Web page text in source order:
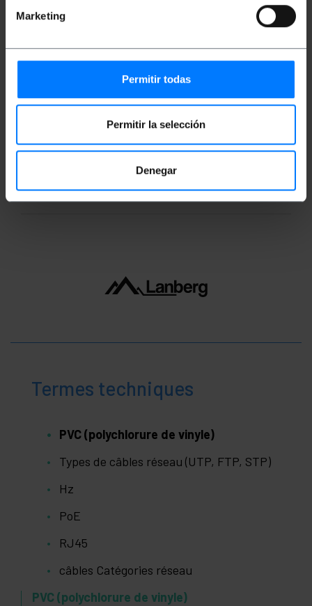
Marketing
Permitir todas
Permitir la selección
Denegar
verrouillage.
Mesures et poids
Poids brut: 31 g
hauteur): 0.0 x 0.0 x 0.0 cm
Dimensions du colis: 19.5 x 14.0 x 1.5 cm
Termes techniques
PVC (polychlorure de vinyle)
Types de câbles réseau (UTP, FTP, STP)
Hz
PoE
RJ45
câbles Catégories réseau
PVC (polychlorure de vinyle)